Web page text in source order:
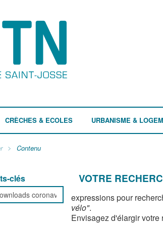
CRÈCHES & ECOLES URBANISME &
Contenu
clés VOTRE
expressions pour
vélo".
Envisagez d'élargir votre